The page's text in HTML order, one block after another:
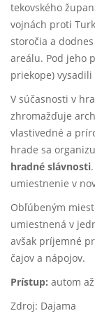
tekovského
vojnách proti
storočia a
areálu. Pod jeho
priekope) vysadili
V súčasnosti v
zhromažďuje
vlastivedné a
hrade sa
hradné slávnosti
umiestnenie v
Obľúbeným
umiestnená v
avšak príjemné
čajov a nápojov.
Prístup: autom
Zdroj: Dajama